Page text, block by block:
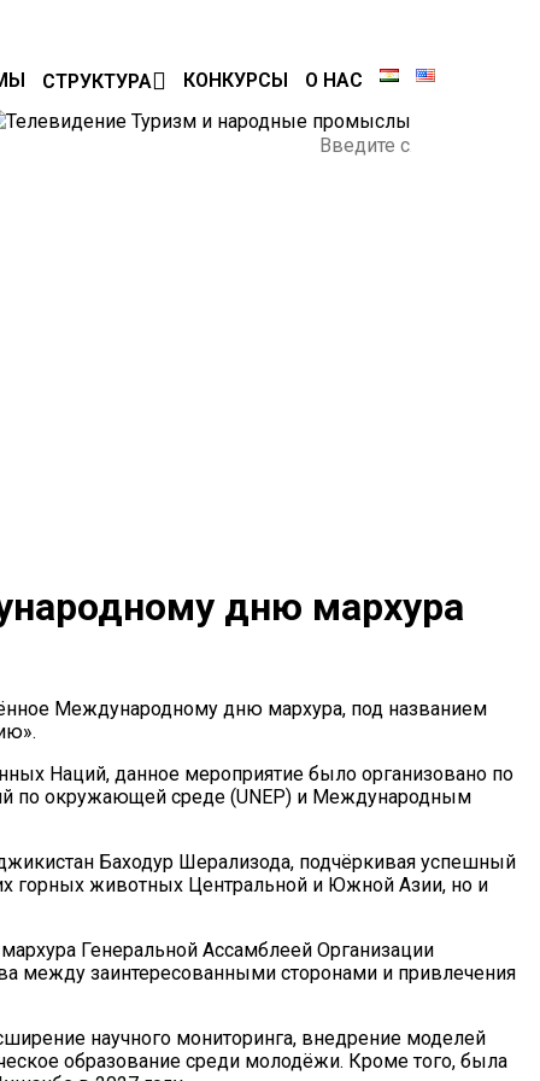
СТРУКТУРА КОНКУРСЫ О НАС
дню мархура
Международному дню мархура, под названием
Наций, данное мероприятие было организовано по
по окружающей среде (UNEP) и Международным
Баходур Шерализода, подчёркивая успешный
горных животных Центральной и Южной Азии, но и
Генеральной Ассамблеей Организации
между заинтересованными сторонами и привлечения
научного мониторинга, внедрение моделей
образование среди молодёжи. Кроме того, была